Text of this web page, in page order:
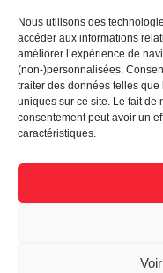
Nous utilisons des
accéder aux informations
améliorer l’expérience de
(non-)personnalisées.
traiter des données telles
uniques sur ce site. Le fait de
consentement peut avoir un
caractéristiques.
Communiqués
Administration et
Propulsé